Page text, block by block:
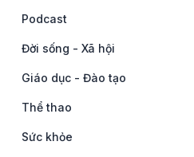
Podcast
Đời sống - Xã hội
Giáo dục - Đào tạo
Thể thao
Sức khỏe